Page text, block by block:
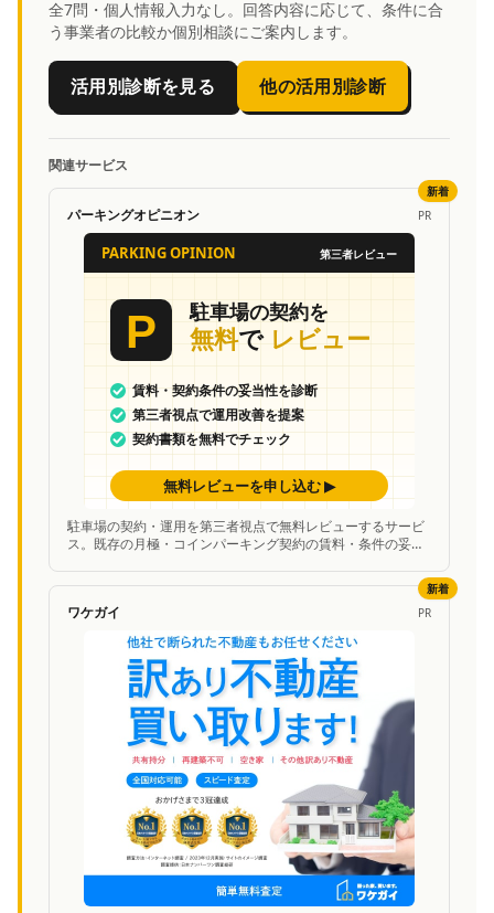
全7問・個人情報入力なし。回答内容に応じて、条件に合
う事業者の比較か個別相談にご案内します。
活用別診断を見る 他の活用別診断
関連サービス
パーキングオピニオン PR
駐車場の契約・運用を第三者視点で無料レビューするサービ
ス。既存の月極・コインパーキング契約の賃料・条件の妥当
新着
ワケガイ PR
新着